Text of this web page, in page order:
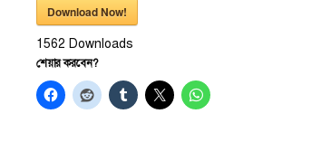
Download Now!
1562 Downloads
শেয়ার করবেন?